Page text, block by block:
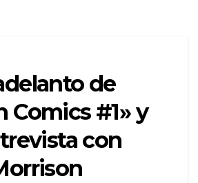
de
Comics #1» y
con